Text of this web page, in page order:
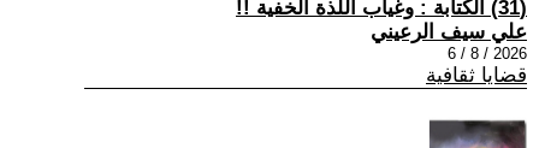
(31) الكتابة : وغياب اللذة الخفية !!
علي سيف الرعيني
2026 / 8 / 6
قضايا ثقافية